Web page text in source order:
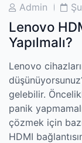
PostAdmin
Post
Lenovo
Yapılmalı?
Lenovo
gelebilir.
panik
çözmek için
HDMI